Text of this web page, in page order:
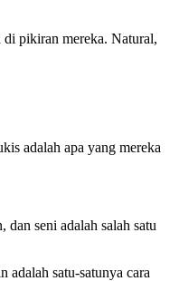
di pikiran mereka. Natural,
adalah apa yang mereka
seni adalah salah satu
satu-satunya cara